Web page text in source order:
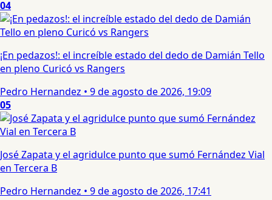
04
¡En pedazos!: el increíble estado del dedo de Damián Tello
en pleno Curicó vs Rangers
Pedro Hernandez • 9 de agosto de 2026, 19:09
05
José Zapata y el agridulce punto que sumó Fernández Vial
en Tercera B
Pedro Hernandez • 9 de agosto de 2026, 17:41